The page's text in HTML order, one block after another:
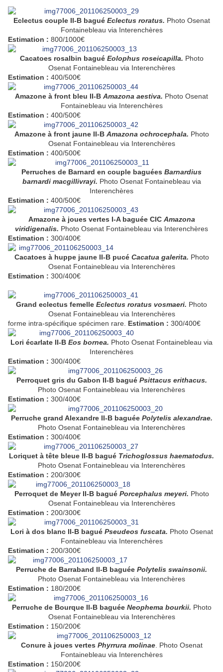
Eclectus couple II-B bagué Eclectus roratus. Photo Osenat
Fontainebleau via Interenchères
Estimation : 800/1000€
Cacatoes rosalbin bagué Eolophus roseicapilla. Photo
Osenat Fontainebleau via Interenchères
Estimation : 400/500€
Amazone à front bleu II-B Amazona aestiva. Photo Osenat
Fontainebleau via Interenchères
Estimation : 400/500€
Amazone à front jaune II-B Amazona ochrocephala. Photo
Osenat Fontainebleau via Interenchères
Estimation : 400/500€
Perruches de Barnard en couple baguées Barnardius
barnardi macgillivrayi. Photo Osenat Fontainebleau via
Interenchères
Estimation : 400/500€
Amazone à joues vertes I-A baguée CIC Amazona
viridigenalis. Photo Osenat Fontainebleau via Interenchères
Estimation : 300/400€
Cacatoes à huppe jaune II-B pucé Cacatua galerita. Photo
Osenat Fontainebleau via Interenchères
Estimation : 300/400€
Grand eclectus femelle Eclectus roratus vosmaeri. Photo
Osenat Fontainebleau via Interenchères
forme intra-spécifique spécimen rare. Estimation : 300/400€
Lori écarlate II-B Eos bornea. Photo Osenat Fontainebleau via
Interenchères
Estimation : 300/400€
Perroquet gris du Gabon II-B bagué Psittacus erithacus.
Photo Osenat Fontainebleau via Interenchères
Estimation : 300/400€
Perruche grand Alexandre II-B baguée Polytelis alexandrae.
Photo Osenat Fontainebleau via Interenchères
Estimation : 300/400€
Loriquet à tête bleue II-B bagué Trichoglossus haematodus.
Photo Osenat Fontainebleau via Interenchères
Estimation : 200/300€
Perroquet de Meyer II-B bagué Porcephalus meyeri. Photo
Osenat Fontainebleau via Interenchères
Estimation : 200/300€
Lori à dos blanc II-B bagué Pseudeos fuscata. Photo Osenat
Fontainebleau via Interenchères
Estimation : 200/300€
Perruche de Barraband II-B baguée Polytelis swainsonii.
Photo Osenat Fontainebleau via Interenchères
Estimation : 180/200€
Perruche de Bourque II-B baguée Neophema bourkii. Photo
Osenat Fontainebleau via Interenchères
Estimation : 150/200€
Conure à joues vertes Phyrrura molinae. Photo Osenat
Fontainebleau via Interenchères
Estimation : 150/200€